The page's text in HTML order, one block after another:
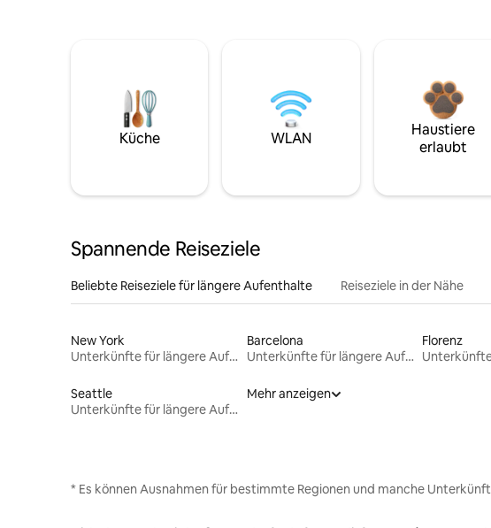
Küche WLAN
Haustiere
erlaubt
Spannende Reiseziele
Beliebte Reiseziele für längere Aufenthalte Reiseziele in der Nähe
New York
Unterkünfte für längere Aufenthalte
Barcelona
Unterkünfte für längere Aufenthalte
Florenz
Seattle
Unterkünfte für längere Aufenthalte
Mehr anzeigen
* Es können Ausnahmen für bestimmte Regionen und manche